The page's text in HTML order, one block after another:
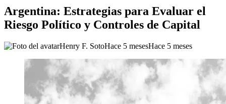
Argentina: Estrategias para Evaluar el
Riesgo Político y Controles de Capital
Henry F. SotoHace 5 mesesHace 5 meses